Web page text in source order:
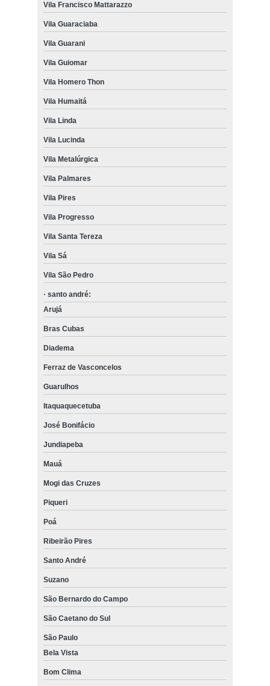
Vila Francisco Mattarazzo
Vila Guaraciaba
Vila Guarani
Vila Guiomar
Vila Homero Thon
Vila Humaitá
Vila Linda
Vila Lucinda
Vila Metalúrgica
Vila Palmares
Vila Pires
Vila Progresso
Vila Santa Tereza
Vila Sá
Vila São Pedro
· santo andré:
Arujá
Bras Cubas
Diadema
Ferraz de Vasconcelos
Guarulhos
Itaquaquecetuba
José Bonifácio
Jundiapeba
Mauá
Mogi das Cruzes
Piqueri
Poá
Ribeirão Pires
Santo André
Suzano
São Bernardo do Campo
São Caetano do Sul
São Paulo
Bela Vista
Bom Clima